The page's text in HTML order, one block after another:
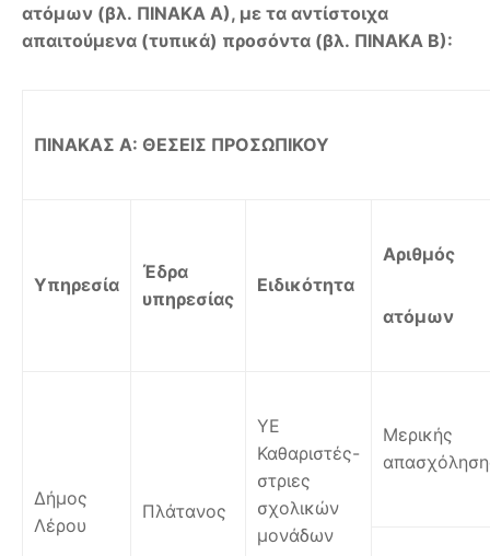
ατόμων (βλ. ΠΙΝΑΚΑ Α), με τα αντίστοιχα
απαιτούμενα (τυπικά) προσόντα (βλ. ΠΙΝΑΚΑ Β):
ΠΙΝΑΚΑΣ Α: ΘΕΣΕΙΣ ΠΡΟΣΩΠΙΚΟΥ
Υπηρεσία
Έδρα
υπηρεσίας
Ειδικότητα
Αριθμός
ατόμων
Δήμος
Λέρου
Πλάτανος
ΥΕ
Καθαριστές-
στριες
σχολικών
μονάδων
Μερικής